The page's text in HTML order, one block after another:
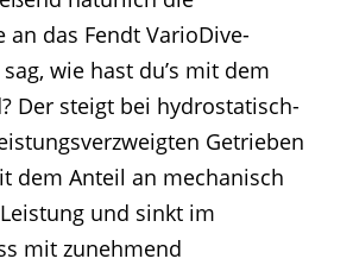
an das Fendt VarioDive-
wie hast du’s mit dem
Der steigt bei hydrostatisch-
Getrieben
dem Anteil an mechanisch
und sinkt im
mit zunehmend